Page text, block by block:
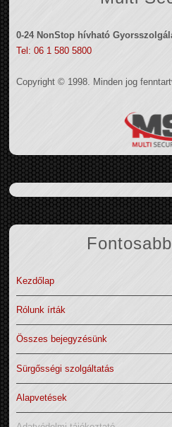
0-24 NonStop hívható
Tel: 06 1 580 5800
Copyright © 1998. Minden jog
Kezdőlap
Rólunk írták
Összes bejegyzésünk
Sürgősségi szolgáltatás
Alapvetések